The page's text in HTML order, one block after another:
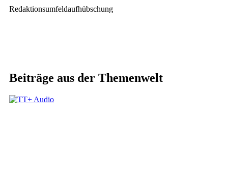
Redaktionsumfeldaufhübschung
Beiträge aus der Themenwelt